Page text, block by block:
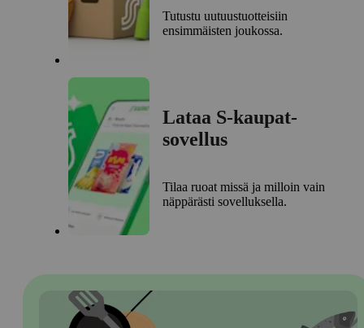
Tutustu uutuustuotteisiin
ensimmäisten joukossa.
Lataa S-kaupat-
sovellus
Tilaa ruoat missä ja milloin vain
näppärästi sovelluksella.